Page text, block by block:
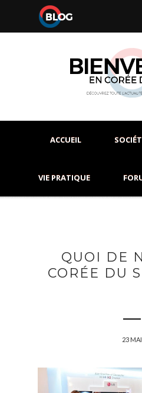
ACCUEIL
VIE PRATIQUE
QUOI DE
CORÉE DU
23 MAI